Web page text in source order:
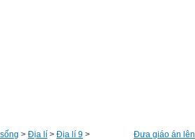
Đưa giáo án lên
> Địa lí > Địa lí 9 >